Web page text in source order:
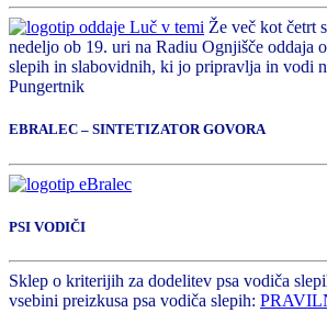
Že več kot četrt
nedeljo ob 19. uri na Radiu Ognjišče oddaja
slepih in slabovidnih, ki jo pripravlja in vodi
Pungertnik
EBRALEC – SINTETIZATOR GOVORA
PSI VODIČI
Sklep o kriterijih za dodelitev psa vodiča
vsebini preizkusa psa vodiča slepih: